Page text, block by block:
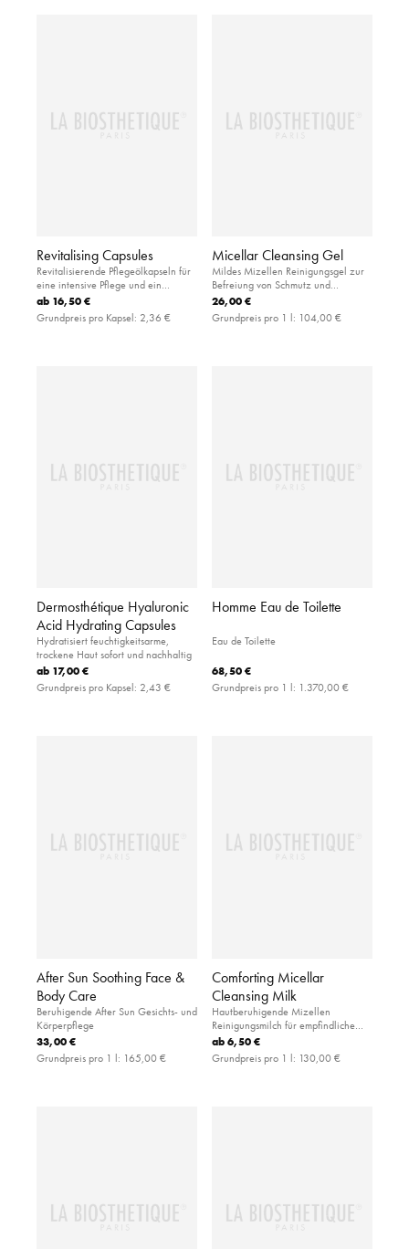
Revitalising Capsules
Revitalisierende Pflegeölkapseln für
eine intensive Pflege und ein
seidiges Hautgefühl
ab 16,50 €
Grundpreis pro Kapsel: 2,36 €
Micellar Cleansing Gel
Mildes Mizellen Reinigungsgel zur
Befreiung von Schmutz und
überschüssigem Talg
26,00 €
Grundpreis pro 1 l: 104,00 €
Dermosthétique Hyaluronic
Acid Hydrating Capsules
Hydratisiert feuchtigkeitsarme,
trockene Haut sofort und nachhaltig
ab 17,00 €
Grundpreis pro Kapsel: 2,43 €
Homme Eau de Toilette
Eau de Toilette
68,50 €
Grundpreis pro 1 l: 1.370,00 €
After Sun Soothing Face &
Body Care
Beruhigende After Sun Gesichts- und
Körperpflege
33,00 €
Grundpreis pro 1 l: 165,00 €
Comforting Micellar
Cleansing Milk
Hautberuhigende Mizellen
Reinigungsmilch für empfindliche
Gesichtshaut
ab6,50 €
Grundpreis pro 1 l: 130,00 €